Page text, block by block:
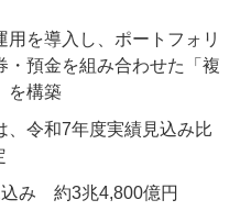
を導入し、ポートフォリ
・預金を組み合わせた「複
を構築
、令和7年度実績見込み比
み 約3兆4,800億円